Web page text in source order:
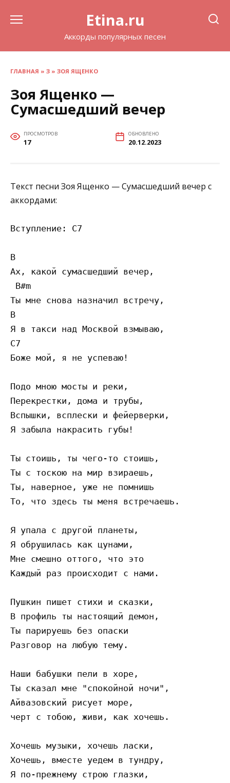
Etina.ru
Аккорды популярных песен
ГЛАВНАЯ » З » ЗОЯ ЯЩЕНКО
Зоя Ященко —
Сумасшедший вечер
ПРОСМОТРОВ
17
ОБНОВЛЕНО
20.12.2023
Текст песни Зоя Ященко — Сумасшедший вечер с
аккордами:
Вступление: C7
B
Ах, какой сумасшедший вечер,
B#m
Ты мне снова назначил встречу,
B
Я в такси над Москвой взмываю,
C7
Боже мой, я не успеваю!
Подо мною мосты и реки,
Перекрестки, дома и трубы,
Вспышки, всплески и фейерверки,
Я забыла накрасить губы!
Ты стоишь, ты чего-то стоишь,
Ты с тоскою на мир взираешь,
Ты, наверное, уже не помнишь
То, что здесь ты меня встречаешь.
Я упала с другой планеты,
Я обрушилась как цунами,
Мне смешно оттого, что это
Каждый раз происходит с нами.
Пушкин пишет стихи и сказки,
В профиль ты настоящий демон,
Ты парируешь без опаски
Разговор на любую тему.
Наши бабушки пели в хоре,
Ты сказал мне "спокойной ночи",
Айвазовский рисует море,
черт с тобою, живи, как хочешь.
Хочешь музыки, хочешь ласки,
Хочешь, вместе уедем в тундру,
Я по-прежнему строю глазки,